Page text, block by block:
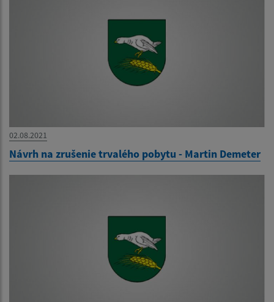
02.08.2021
Návrh na zrušenie trvalého pobytu - Martin Demeter